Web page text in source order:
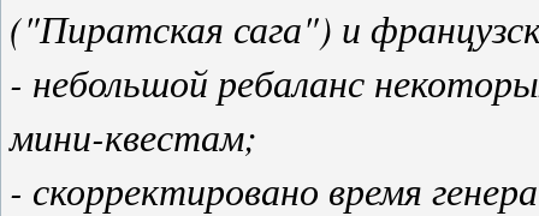
("Пиратская сага") и
- небольшой ребаланс
мини-квестам;
- скорректировано время